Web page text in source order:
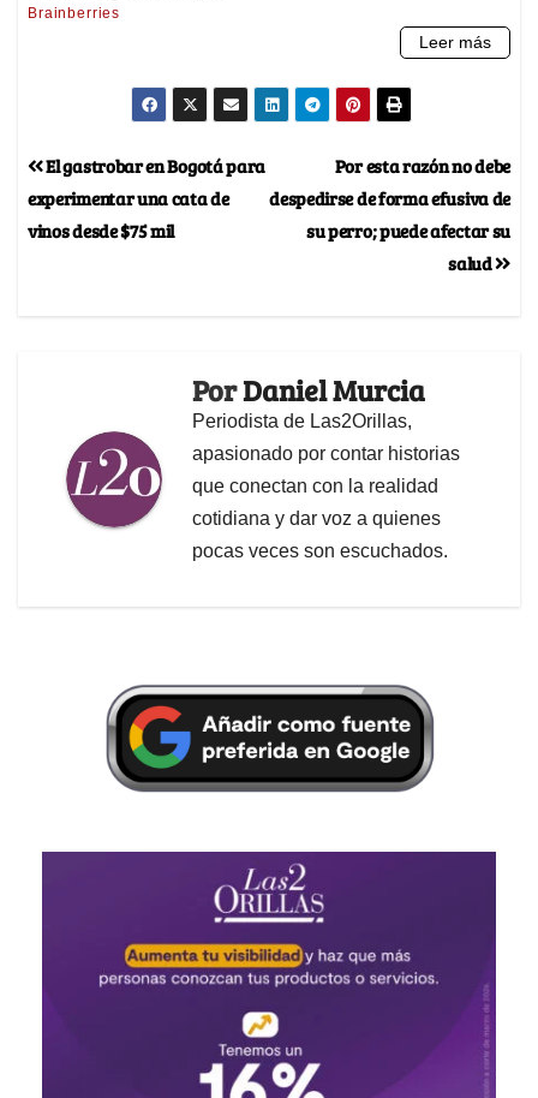
Por esta razón no debe
despedirse de forma efusiva de
su perro; puede afectar su
salud
El gastrobar en Bogotá para
experimentar una cata de
vinos desde $75 mil
PorDaniel Murcia
Periodista de Las2Orillas,
apasionado por contar historias
que conectan con la realidad
cotidiana y dar voz a quienes
pocas veces son escuchados.